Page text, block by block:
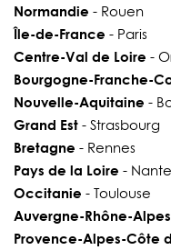
Normandie - Rouen
Île-de-France - Paris
Centre-Val de Loire -
Bourgogne-Franche-
Nouvelle-Aquitaine -
Grand Est- Strasbourg
Bretagne - Rennes
Pays de la Loire -
Occitanie - Toulouse
Auvergne-Rhône-Alpes
Provence-Alpes-Côte